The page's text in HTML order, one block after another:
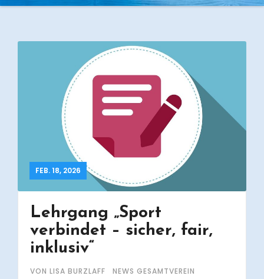
FEB. 18, 2026
Lehrgang „Sport
verbindet – sicher, fair,
inklusiv“
VON LISA BURZLAFF NEWS GESAMTVEREIN